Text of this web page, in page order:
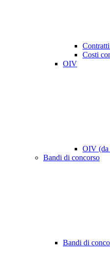
Costi
OIV
OIV (da
Bandi di concorso
Bandi di